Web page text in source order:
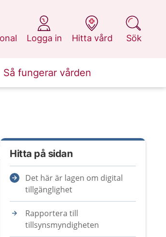
Logga in
på 1177.se
Hitta vård
på 1177.se
Sök
på 1177.se
Så fungerar vården
Hitta på sidan
Det här är lagen om digital
tillgänglighet
Rapportera till
tillsynsmyndigheten